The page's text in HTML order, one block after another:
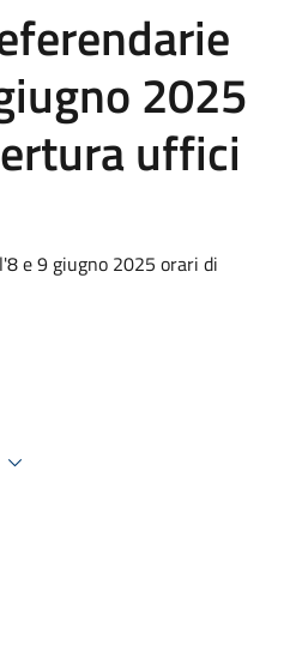
2025
uffici
e 9 giugno 2025 orari di